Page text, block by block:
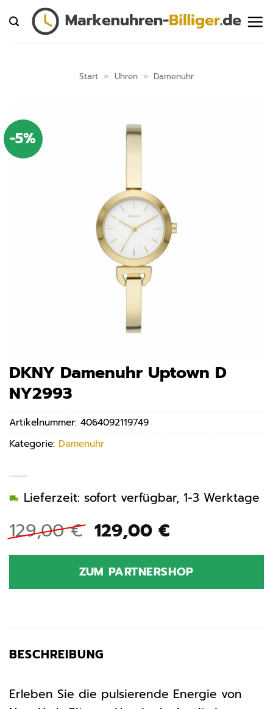
Inhalt
springen
Start » Uhren » Damenuhr
-5%
DKNY Damenuhr Uptown D
NY2993
129,00€ Ursprünglicher
Preis
war:
129,00 €
129,00 €Aktueller
ist:
129,00 €.
Lieferzeit: sofort verfügbar, 1-3 Werktage
ZUM PARTNERSHOP
Artikelnummer: 4064092119749
Kategorie: Damenuhr
BESCHREIBUNG
Erleben Sie die pulsierende Energie von